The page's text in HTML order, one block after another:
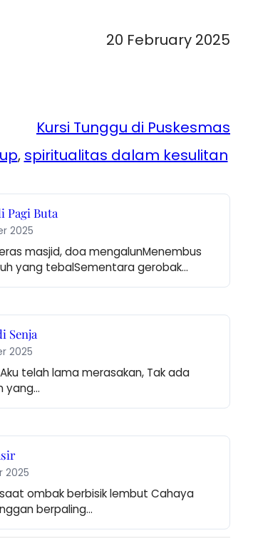
20 February 2025
Kursi Tunggu di Puskesmas
, spiritualitas dalam kesulitan
Pagi Buta
2025
masjid, doa mengalunMenembus
yang tebalSementara gerobak…
Senja
2025
telah lama merasakan, Tak ada
yang…
2025
ombak berbisik lembut Cahaya
berpaling…